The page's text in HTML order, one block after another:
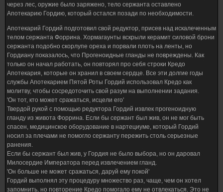
через лес, оружие было заряжено, тело сержанта оставлено
Апотекарию Гордию, который остался позади по необходимости.
Апотекарий Гордий подготовил свой редуктор, присев над искалеченным
телом сержанта Форрина. Хормагаунты вскрыли керамит силовой брони
сержанта подобно скорлупе ореха и порвали плоть на ленты, но
Гордиану показалось, что Прогеноидные гланды не повреждены. Как
только он начал работать, он повторял про себя строки Кредо
Апотекария, которые он хранил в своем сердце. Все эти долгие годы
службы Апотекарием Пятой Роты Гордий использовал Кредо как
молитву, чтобы сосредоточить свой разум на выполнении задания.
'Он тот, кто может сражаться, исцели его'
Твердой рукой с помощью редуктора Гордий извлек прогеноидную
гланду из живота Форрина. Если бы сержант был жив, он не мог быть
спасен, медицинское оборудование в нартециуме, который Гордий
носил за плечами не помогло сержанту пережить столь серьезные
ранения.
Если бы сержант был жив, у Гордия не было выбора, но он даровал
Милосердие Императора перед извлечением гланд.
'Он больше не может сражаться, даруй ему покой'
Гордий выполнял эту процедуру множество раз, чаще, чем он хотел
запомнить, но повторение Кредо помогало ему не отвлекаться. Это не